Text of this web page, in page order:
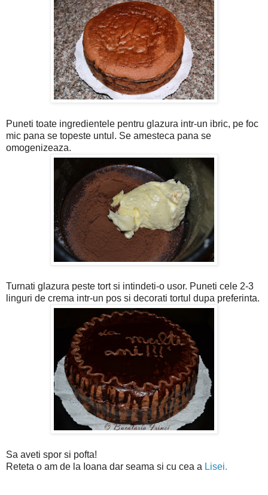
Puneti toate ingredientele pentru glazura intr-un ibric, pe foc
mic pana se topeste untul. Se amesteca pana se
omogenizeaza.
Turnati glazura peste tort si intindeti-o usor. Puneti cele 2-3
linguri de crema intr-un pos si decorati tortul dupa preferinta.
Sa aveti spor si pofta!
Reteta o am de la Ioana dar seama si cu cea a Lisei.